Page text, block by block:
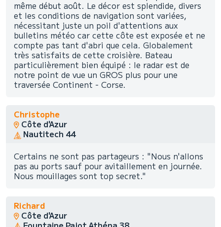
même début août. Le décor est splendide, divers
et les conditions de navigation sont variées,
nécessitant juste un poil d'attentions aux
bulletins météo car cette côte est exposée et ne
compte pas tant d'abri que cela. Globalement
très satisfaits de cette croisière. Bateau
particulièrement bien équipé : le radar est de
notre point de vue un GROS plus pour une
traversée Continent - Corse.
Christophe
Côte d'Azur
Nautitech 44
Certains ne sont pas partageurs : "Nous n'allons
pas au ports sauf pour avitaillement en journée.
Nous mouillages sont top secret."
Richard
Côte d'Azur